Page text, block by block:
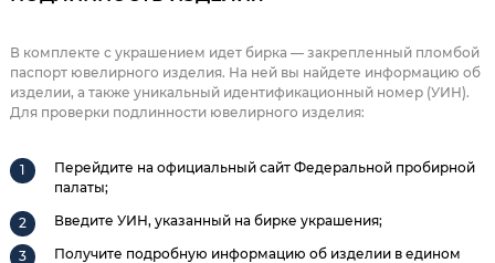
В комплекте с украшением идет бирка — закрепленный пломбой
паспорт ювелирного изделия. На ней вы найдете информацию об
изделии, а также уникальный идентификационный номер (УИН).
Для проверки подлинности ювелирного изделия:
Перейдите на официальный сайт Федеральной пробирной
палаты;
Введите УИН, указанный на бирке украшения;
Получите подробную информацию об изделии в едином